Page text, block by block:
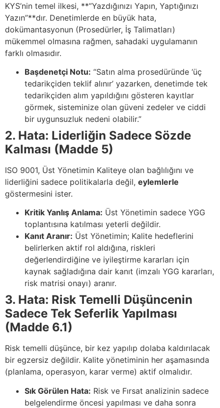
KYS’nin temel ilkesi, **”Yazdığınızı Yapın, Yaptığınızı
Yazın”**dır. Denetimlerde en büyük hata,
dokümantasyonun (Prosedürler, İş Talimatları)
mükemmel olmasına rağmen, sahadaki uygulamanın
farklı olmasıdır.
Başdenetçi Notu: “Satın alma prosedüründe ‘üç
tedarikçiden teklif alınır’ yazarken, denetimde tek
tedarikçiden alım yapıldığını gösteren kayıtlar
görmek, sisteminize olan güveni zedeler ve ciddi
bir uygunsuzluk nedeni olabilir.”
2. Hata: Liderliğin Sadece Sözde
Kalması (Madde 5)
ISO 9001, Üst Yönetimin Kaliteye olan bağlılığını ve
liderliğini sadece politikalarla değil, eylemlerle
göstermesini ister.
Kritik Yanlış Anlama: Üst Yönetimin sadece YGG
toplantısına katılması yeterli değildir.
Kanıt Aranır: Üst Yönetimin; Kalite hedeflerini
belirlerken aktif rol aldığına, riskleri
değerlendirdiğine ve iyileştirme kararları için
kaynak sağladığına dair kanıt (imzalı YGG kararları,
risk matrisi onayı) aranır.
3. Hata: Risk Temelli Düşüncenin
Sadece Tek Seferlik Yapılması
(Madde 6.1)
Risk temelli düşünce, bir kez yapılıp dolaba kaldırılacak
bir egzersiz değildir. Kalite yönetiminin her aşamasında
(planlama, operasyon, karar verme) aktif olmalıdır.
Sık Görülen Hata: Risk ve Fırsat analizinin sadece
belgelendirme öncesi yapılması ve daha sonra